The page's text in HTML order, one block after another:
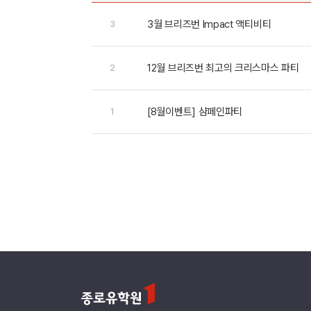
3 3월 브리즈번 Impact 액티비티
2 12월 브리즈번 최고의 크리스마스 파티
1 [8월이벤트] 샴페인파티